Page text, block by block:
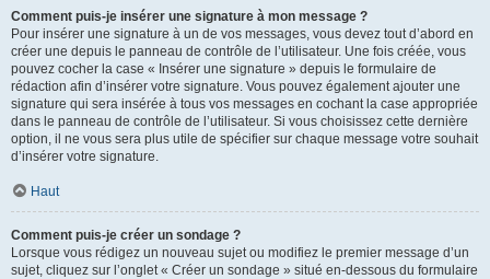
Comment puis-je insérer une signature à mon message ?
Pour insérer une signature à un de vos messages, vous devez tout d’abord en
créer une depuis le panneau de contrôle de l’utilisateur. Une fois créée, vous
pouvez cocher la case « Insérer une signature » depuis le formulaire de
rédaction afin d’insérer votre signature. Vous pouvez également ajouter une
signature qui sera insérée à tous vos messages en cochant la case appropriée
dans le panneau de contrôle de l’utilisateur. Si vous choisissez cette dernière
option, il ne vous sera plus utile de spécifier sur chaque message votre souhait
d’insérer votre signature.
Haut
Comment puis-je créer un sondage ?
Lorsque vous rédigez un nouveau sujet ou modifiez le premier message d’un
sujet, cliquez sur l’onglet « Créer un sondage » situé en-dessous du formulaire